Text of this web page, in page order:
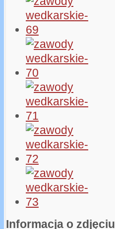
Informacja o zdjęciu